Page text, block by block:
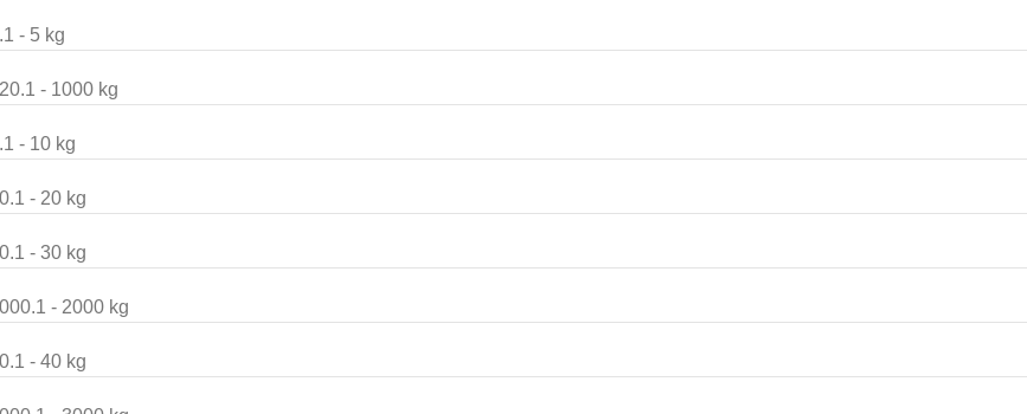
- 5 kg
- 1000 kg
- 10 kg
- 20 kg
- 30 kg
- 2000 kg
- 40 kg